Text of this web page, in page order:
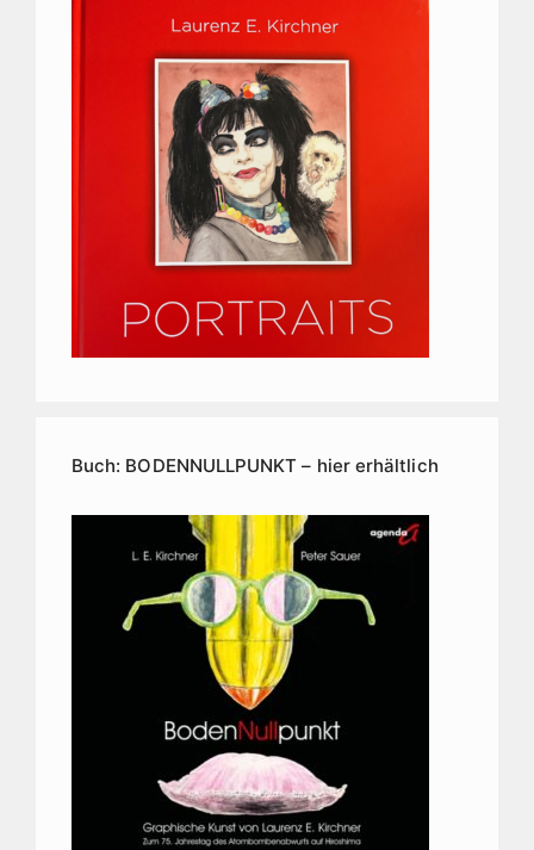
Buch: BODENNULLPUNKT – hier erhältlich